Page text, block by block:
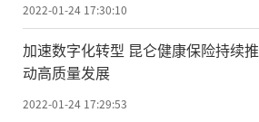
2022-01-24 17:30:10
加速数字化转型 昆仑健康保险持续推
动高质量发展
2022-01-24 17:29:53